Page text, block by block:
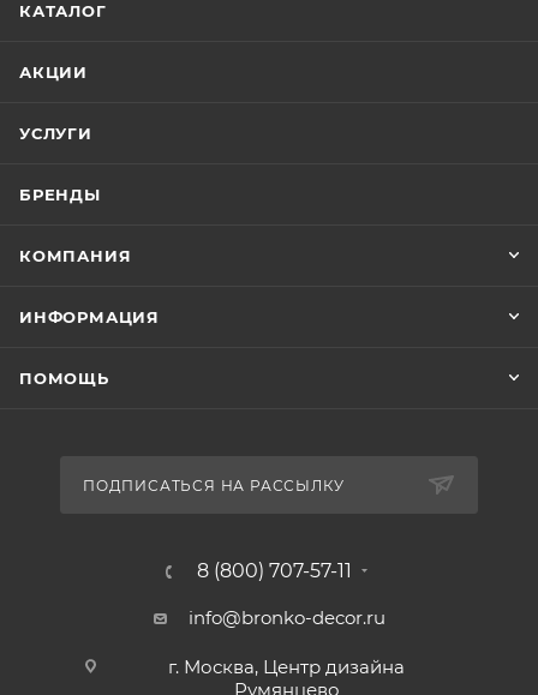
КАТАЛОГ
АКЦИИ
УСЛУГИ
БРЕНДЫ
КОМПАНИЯ
ИНФОРМАЦИЯ
ПОМОЩЬ
ПОДПИСАТЬСЯ НА РАССЫЛКУ
8 (800) 707-57-11
info@bronko-decor.ru
г. Москва, Центр дизайна
Румянцево